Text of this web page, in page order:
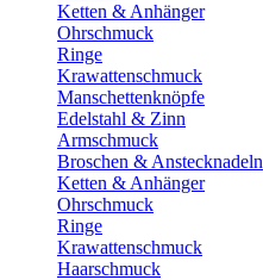
Ketten & Anhänger
Ohrschmuck
Ringe
Krawattenschmuck
Manschettenknöpfe
Edelstahl & Zinn
Armschmuck
Broschen & Anstecknadeln
Ketten & Anhänger
Ohrschmuck
Ringe
Krawattenschmuck
Haarschmuck